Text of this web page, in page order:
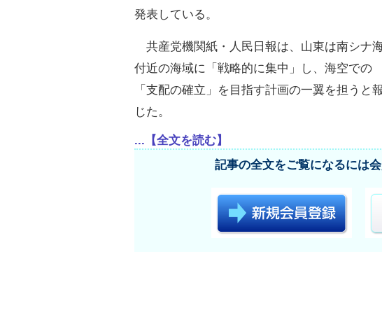
発表している。
共産党機関紙・人民日報は、山東は南シナ
付近の海域に「戦略的に集中」し、海空での
「支配の確立」を目指す計画の一翼を担うと報
じた。
...【全文を読む】
記事の全文をご覧になるには会